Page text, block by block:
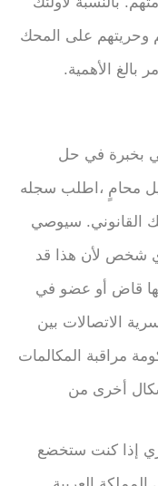
وحريتهم على المحك
بالغ الأهمية.
بخبرة في حل
محامٍ ،اطلب سجله
القانوني. سيوصي
شخص لأن هذا قد
قاض أو عضو في
الاتصالات بين
مراقبة المكالمات
أخرى من
إذا كنت ستخضع